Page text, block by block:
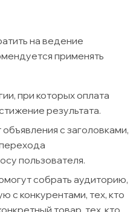
на ведение
применять
при которых оплата
результата.
с заголовками,
пользователя.
собрать аудиторию,
с конкурентами, тех, кто
товар, тех, кто